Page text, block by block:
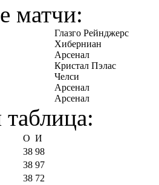
матчи:
Глазго Рейнджерс
Хиберниан
Арсенал
Кристал Пэлас
Челси
Арсенал
Арсенал
О И
38 98
38 97
38 72